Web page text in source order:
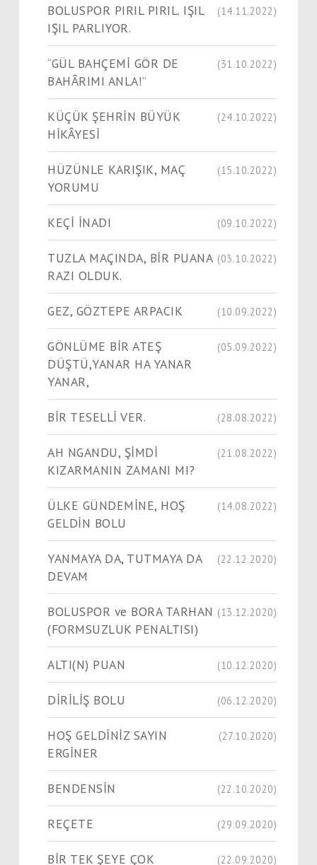
BOLUSPOR PIRIL PIRIL. IŞIL
IŞIL PARLIYOR.
(14.11.2022)
“GÜL BAHÇEMİ GÖR DE
BAHÂRIMI ANLA!”
(31.10.2022)
KÜÇÜK ŞEHRİN BÜYÜK
HİKÂYESİ
(24.10.2022)
HÜZÜNLE KARIŞIK, MAÇ
YORUMU
(15.10.2022)
KEÇİ İNADI (09.10.2022)
TUZLA MAÇINDA, BİR PUANA
RAZI OLDUK.
(03.10.2022)
GEZ, GÖZTEPE ARPACIK (10.09.2022)
GÖNLÜME BİR ATEŞ
DÜŞTÜ,YANAR HA YANAR
YANAR,
(05.09.2022)
BİR TESELLİ VER. (28.08.2022)
AH NGANDU, ŞİMDİ
KIZARMANIN ZAMANI MI?
(21.08.2022)
ÜLKE GÜNDEMİNE, HOŞ
GELDİN BOLU
(14.08.2022)
YANMAYA DA, TUTMAYA DA
DEVAM
(22.12.2020)
BOLUSPOR ve BORA TARHAN
(FORMSUZLUK PENALTISI)
(13.12.2020)
ALTI(N) PUAN (10.12.2020)
DİRİLİŞ BOLU (06.12.2020)
HOŞ GELDİNİZ SAYIN
ERGİNER
(27.10.2020)
BENDENSİN (22.10.2020)
REÇETE (29.09.2020)
BİR TEK ŞEYE ÇOK
(22.09.2020)